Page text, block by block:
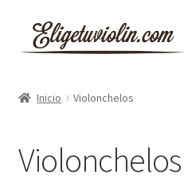
a
navegación
al
Finalizar compra
Inicio Violonchelos
Violonchelos